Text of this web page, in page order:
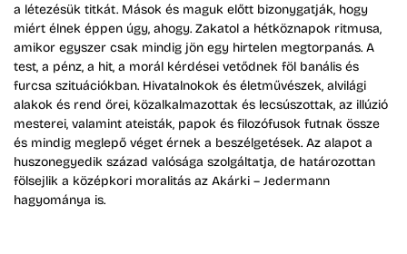
a létezésük titkát. Mások és maguk előtt bizonygatják, hogy
miért élnek éppen úgy, ahogy. Zakatol a hétköznapok ritmusa,
amikor egyszer csak mindig jön egy hirtelen megtorpanás. A
test, a pénz, a hit, a morál kérdései vetődnek föl banális és
furcsa szituációkban. Hivatalnokok és életművészek, alvilági
alakok és rend őrei, közalkalmazottak és lecsúszottak, az illúzió
mesterei, valamint ateisták, papok és filozófusok futnak össze
és mindig meglepő véget érnek a beszélgetések. Az alapot a
huszonegyedik század valósága szolgáltatja, de határozottan
fölsejlik a középkori moralitás az Akárki – Jedermann
hagyománya is.